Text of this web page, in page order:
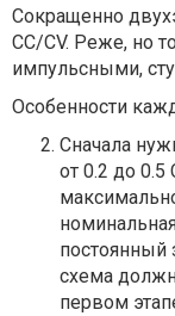
Сокращенно
CC/CV. Реже, но
импульсными,
Особенности
Сначала
от 0.2 до
постоянный
схема
первом